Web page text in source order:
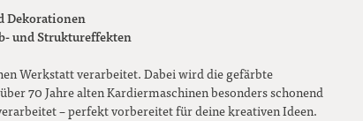
Dekorationen
und Struktureffekten
Werkstatt verarbeitet. Dabei wird die gefärbte
70 Jahre alten Kardiermaschinen besonders schonend
– perfekt vorbereitet für deine kreativen Ideen.